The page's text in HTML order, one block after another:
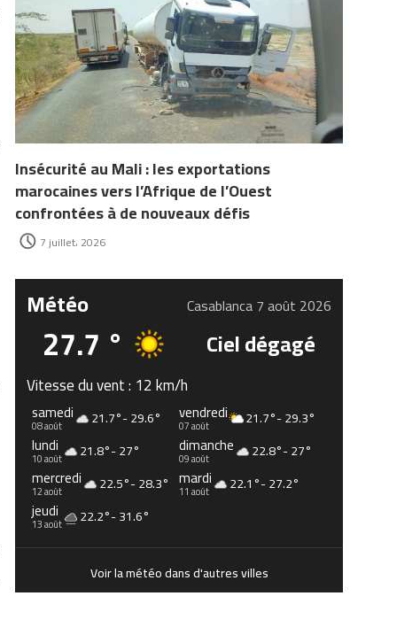
Insécurité au Mali : les exportations
marocaines vers l’Afrique de l’Ouest
confrontées à de nouveaux défis
7 juillet، 2026